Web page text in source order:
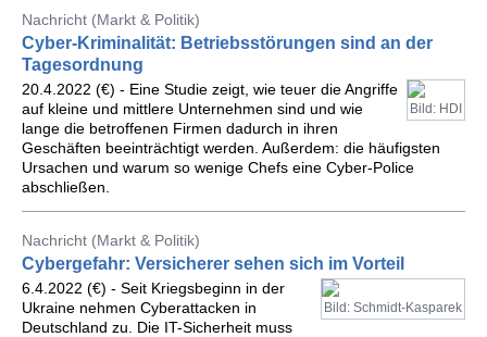
Nachricht (Markt & Politik)
Cyber-Kriminalität: Betriebsstörungen sind an der
Tagesordnung
Bild: HDI
20.4.2022 (€) - Eine Studie zeigt, wie teuer die Angriffe
auf kleine und mittlere Unternehmen sind und wie
lange die betroffenen Firmen dadurch in ihren
Geschäften beeinträchtigt werden. Außerdem: die häufigsten
Ursachen und warum so wenige Chefs eine Cyber-Police
abschließen.
Nachricht (Markt & Politik)
Cybergefahr: Versicherer sehen sich im Vorteil
Bild: Schmidt-Kasparek
6.4.2022 (€) - Seit Kriegsbeginn in der
Ukraine nehmen Cyberattacken in
Deutschland zu. Die IT-Sicherheit muss